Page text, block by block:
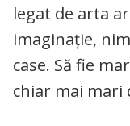
legat de arta
imaginație,
case. Să fie
chiar mai mari